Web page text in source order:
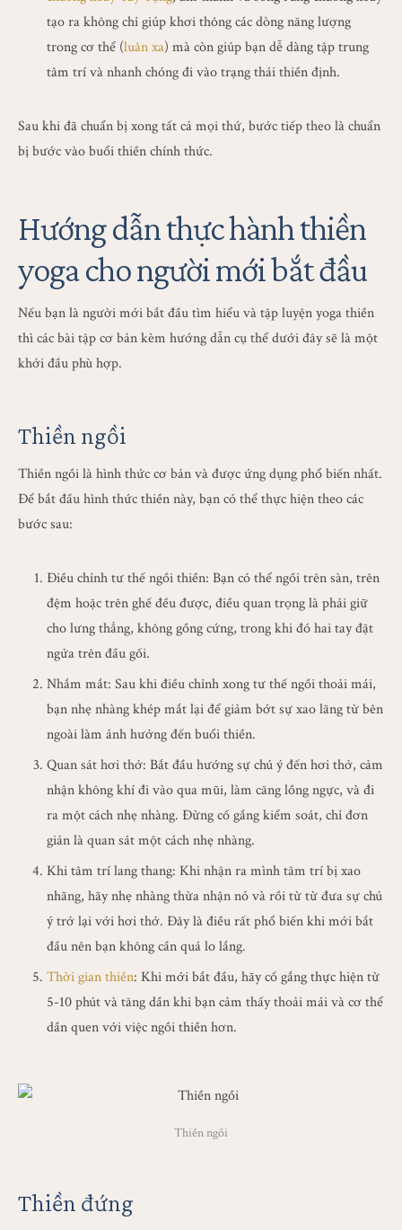
tạo ra không chỉ giúp khơi thông các dòng năng lượng
trong cơ thể (luân xa) mà còn giúp bạn dễ dàng tập trung
tâm trí và nhanh chóng đi vào trạng thái thiền định.
Sau khi đã chuẩn bị xong tất cả mọi thứ, bước tiếp theo là chuẩn
bị bước vào buổi thiền chính thức.
Hướng dẫn thực hành thiền
yoga cho người mới bắt đầu
Nếu bạn là người mới bắt đầu tìm hiểu và tập luyện yoga thiền
thì các bài tập cơ bản kèm hướng dẫn cụ thể dưới đây sẽ là một
khởi đầu phù hợp.
Thiền ngồi
Thiền ngồi là hình thức cơ bản và được ứng dụng phổ biến nhất.
Để bắt đầu hình thức thiền này, bạn có thể thực hiện theo các
bước sau:
Điều chỉnh tư thế ngồi thiền: Bạn có thể ngồi trên sàn, trên
đệm hoặc trên ghế đều được, điều quan trọng là phải giữ
cho lưng thẳng, không gồng cứng, trong khi đó hai tay đặt
ngửa trên đầu gối.
Nhắm mắt: Sau khi điều chỉnh xong tư thế ngồi thoải mái,
bạn nhẹ nhàng khép mắt lại để giảm bớt sự xao lãng từ bên
ngoài làm ảnh hưởng đến buổi thiền.
Quan sát hơi thở: Bắt đầu hướng sự chú ý đến hơi thở, cảm
nhận không khí đi vào qua mũi, làm căng lồng ngực, và đi
ra một cách nhẹ nhàng. Đừng cố gắng kiểm soát, chỉ đơn
giản là quan sát một cách nhẹ nhàng.
Khi tâm trí lang thang: Khi nhận ra mình tâm trí bị xao
nhãng, hãy nhẹ nhàng thừa nhận nó và rồi từ từ đưa sự chú
ý trở lại với hơi thở. Đây là điều rất phổ biến khi mới bắt
đầu nên bạn không cần quá lo lắng.
Thời gian thiền: Khi mới bắt đầu, hãy cố gắng thực hiện từ
5-10 phút và tăng dần khi bạn cảm thấy thoải mái và cơ thể
dần quen với việc ngồi thiền hơn.
Thiền ngồi
Thiền đứng